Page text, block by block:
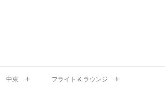
中東 フライト & ラウンジ